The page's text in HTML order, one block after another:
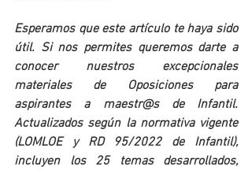
Esperamos que este artículo te haya sido
útil. Si nos permites queremos darte a
conocer nuestros excepcionales
materiales de Oposiciones para
aspirantes a maestr@s de Infantil.
Actualizados según la normativa vigente
(LOMLOE y RD 95/2022 de Infantil),
incluyen los 25 temas desarrollados,